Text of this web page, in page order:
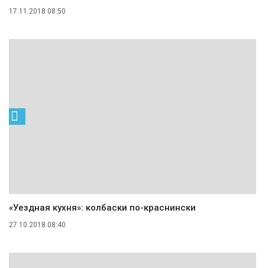
17.11.2018 08:50
«Уездная кухня»: колбаски по-краснински
27.10.2018 08:40